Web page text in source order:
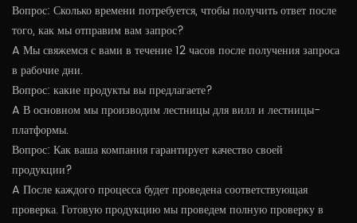
Вопрос: Сколько времени потребуется, чтобы получить ответ после
того, как мы отправим вам запрос?
A Мы свяжемся с вами в течение 12 часов после получения запроса
в рабочие дни.
Вопрос: какие продукты вы предлагаете?
A В основном мы производим лестницы для вилл и лестницы-
платформы.
Вопрос: Как ваша компания гарантирует качество своей
продукции?
A После каждого процесса будет проведена соответствующая
проверка. Готовую продукцию мы проведем полную проверку в